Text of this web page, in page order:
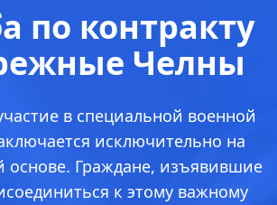
по контракту
Челны
в специальной военной
исключительно на
основе. Граждане, изъявившие
к этому важному